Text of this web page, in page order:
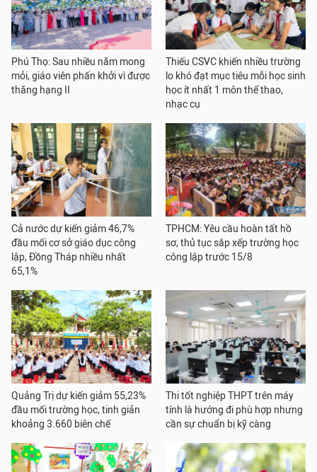
Phú Thọ: Sau nhiều năm mong
mỏi, giáo viên phấn khởi vì được
thăng hạng II
Thiếu CSVC khiến nhiều trường
lo khó đạt mục tiêu mỗi học sinh
học ít nhất 1 môn thể thao,
nhạc cụ
Cả nước dự kiến giảm 46,7%
đầu mối cơ sở giáo dục công
lập, Đồng Tháp nhiều nhất
65,1%
TPHCM: Yêu cầu hoàn tất hồ
sơ, thủ tục sắp xếp trường học
công lập trước 15/8
Quảng Trị dự kiến giảm 55,23%
đầu mối trường học, tinh giản
khoảng 3.660 biên chế
Thi tốt nghiệp THPT trên máy
tính là hướng đi phù hợp nhưng
cần sự chuẩn bị kỹ càng